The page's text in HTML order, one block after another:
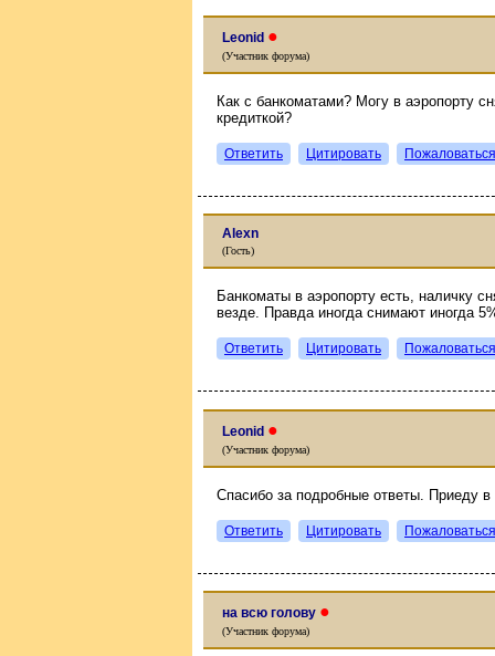
Leonid ●
(Участник форума)
Как с банкоматами? Могу в аэропорту
кредиткой?
Ответить Цитировать Пожаловаться
Alexn
(Гость)
Банкоматы в аэропорту есть, наличку
везде. Правда иногда снимают иногда
Ответить Цитировать Пожаловаться
Leonid ●
(Участник форума)
Спасибо за подробные ответы. Приеду в
Ответить Цитировать Пожаловаться
на всю голову ●
(Участник форума)